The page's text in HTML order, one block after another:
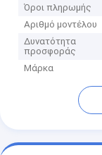
Όροι πληρωμής
Αριθμό μοντέλου
Δυνατότητα
προσφοράς
Μάρκα